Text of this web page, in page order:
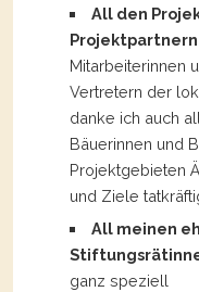
All den
Projektpartnern
Mitarbeiterinnen
Vertretern der
danke ich auch
Bäuerinnen und
Projektgebieten
und Ziele
All meinen
ganz speziell